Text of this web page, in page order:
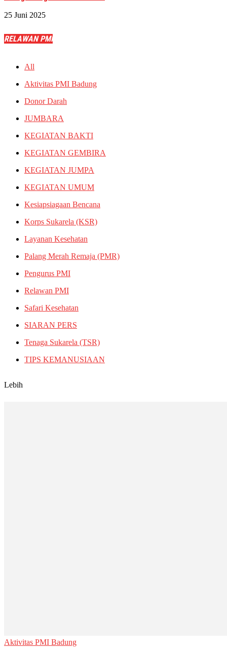
25 Juni 2025
RELAWAN PMI
All
Aktivitas PMI Badung
Donor Darah
JUMBARA
KEGIATAN BAKTI
KEGIATAN GEMBIRA
KEGIATAN JUMPA
KEGIATAN UMUM
Kesiapsiagaan Bencana
Korps Sukarela (KSR)
Layanan Kesehatan
Palang Merah Remaja (PMR)
Pengurus PMI
Relawan PMI
Safari Kesehatan
SIARAN PERS
Tenaga Sukarela (TSR)
TIPS KEMANUSIAAN
Lebih
Aktivitas PMI Badung